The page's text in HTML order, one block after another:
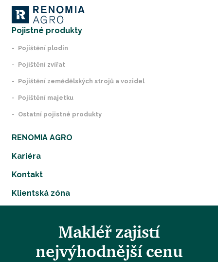
Pojistné produkty
Pojištění plodin
Pojištění zvířat
Pojištění zemědělských strojů a vozidel
Pojištění majetku
Ostatní pojistné produkty
RENOMIA AGRO
Kariéra
Kontakt
Klientská zóna
Makléř zajistí
nejvýhodnější cenu